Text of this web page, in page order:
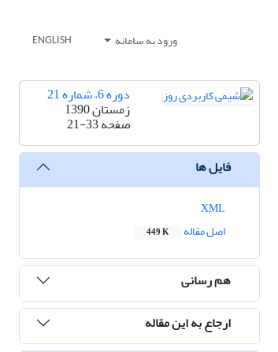
ورود به سامانه ENGLISH
دوره 6، شماره 21
زمستان 1390
صفحه21-33
فایل ها
اصل مقاله
449 K
هم رسانی
ارجاع به این مقاله